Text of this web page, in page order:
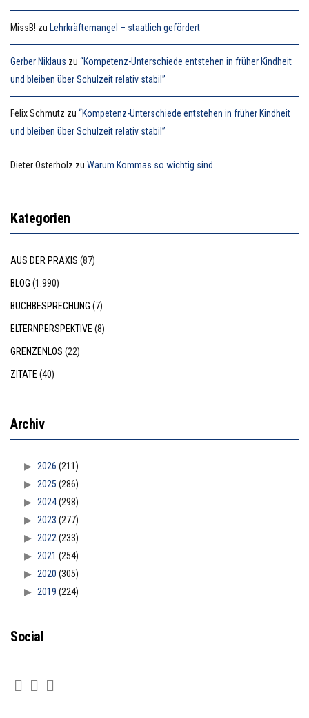
MissB! zu Lehrkräftemangel – staatlich gefördert
Gerber Niklaus zu “Kompetenz-Unterschiede entstehen in früher Kindheit
und bleiben über Schulzeit relativ stabil”
Felix Schmutz zu “Kompetenz-Unterschiede entstehen in früher Kindheit
und bleiben über Schulzeit relativ stabil”
Dieter Osterholz zu Warum Kommas so wichtig sind
Kategorien
AUS DER PRAXIS (87)
BLOG (1.990)
BUCHBESPRECHUNG (7)
ELTERNPERSPEKTIVE (8)
GRENZENLOS (22)
ZITATE (40)
Archiv
2026 (211)
2025 (286)
2024(298)
2023 (277)
2022 (233)
2021 (254)
2020 (305)
2019 (224)
Social